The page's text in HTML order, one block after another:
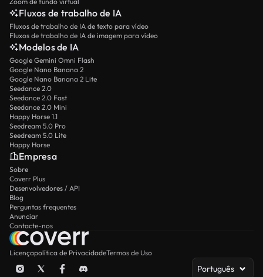
Fluxos de trabalho de IA
Fluxos de trabalho de IA de texto para vídeo
Fluxos de trabalho de IA de imagem para vídeo
Modelos de IA
Google Gemini Omni Flash
Google Nano Banana 2
Google Nano Banana 2 Lite
Seedance 2.0
Seedance 2.0 Fast
Seedance 2.0 Mini
Happy Horse 1.1
Seedream 5.0 Pro
Seedream 5.0 Lite
Happy Horse
Empresa
Sobre
Coverr Plus
Desenvolvedores / API
Blog
Perguntas frequentes
Anunciar
Contacte-nos
Licençapolítica de PrivacidadeTermos de Uso
Português